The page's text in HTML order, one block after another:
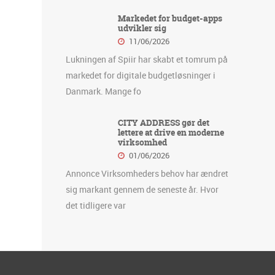
Markedet for budget-apps
udvikler sig
11/06/2026
Lukningen af Spiir har skabt et tomrum på
markedet for digitale budgetløsninger i
Danmark. Mange fo
CITY ADDRESS gør det
lettere at drive en moderne
virksomhed
01/06/2026
Annonce Virksomheders behov har ændret
sig markant gennem de seneste år. Hvor
det tidligere var